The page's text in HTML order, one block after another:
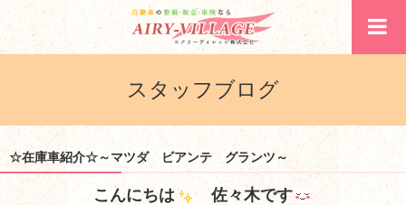
スタッフブログ
☆在庫車紹介☆～マツダ ビアンテ グランツ～
こんにちは 佐々木です